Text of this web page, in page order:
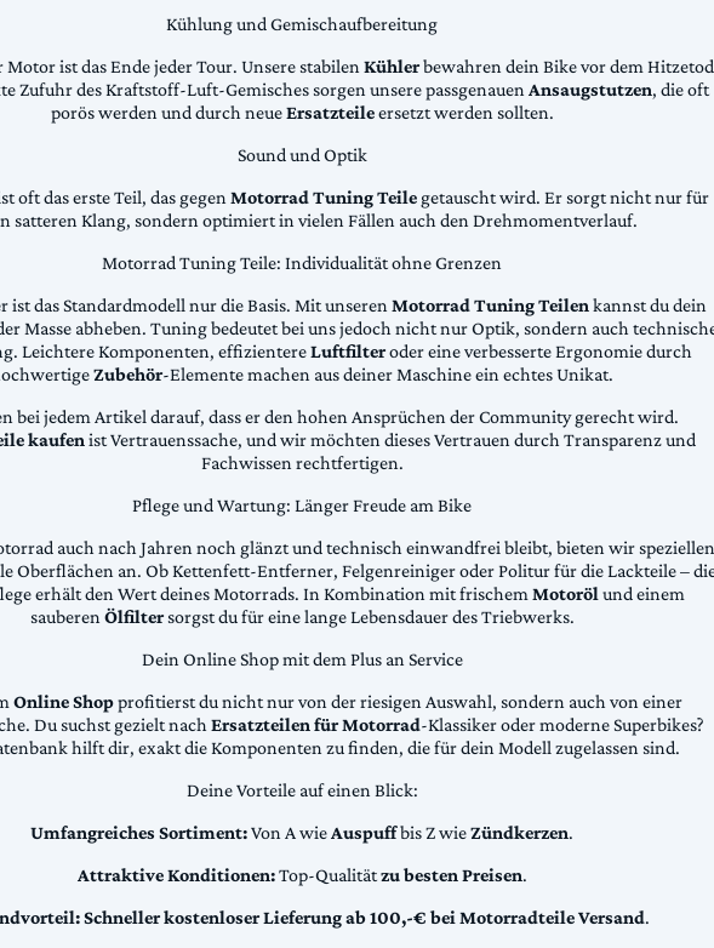
Kühlung und Gemischaufbereitung
ist das Ende jeder Tour. Unsere stabilenKühlerbewahren dein Bike vor dem
Zufuhr des Kraftstoff-Luft-Gemisches sorgen unsere passgenauenAnsaugstutzen, die oft
porös werden und durch neueErsatzteileersetzt werden sollten.
Sound und Optik
oft das erste Teil, das gegenMotorrad Tuning Teile getauscht wird. Er sorgt nicht nur für
satteren Klang, sondern optimiert in vielen Fällen auch den Drehmomentverlauf.
Motorrad Tuning Teile: Individualität ohne Grenzen
ist das Standardmodell nur die Basis. Mit unserenMotorrad Tuning Teilenkannst du dein
Masse abheben. Tuning bedeutet bei uns jedoch nicht nur Optik, sondern auch
Leichtere Komponenten, effizientereLuftfilteroder eine verbesserte Ergonomie durch
Zubehör-Elemente machen aus deiner Maschine ein echtes Unikat.
bei jedem Artikel darauf, dass er den hohen Ansprüchen der Community gerecht wird.
kaufenist Vertrauenssache, und wir möchten dieses Vertrauen durch Transparenz und
Fachwissen rechtfertigen.
Pflege und Wartung: Länger Freude am Bike
auch nach Jahren noch glänzt und technisch einwandfrei bleibt, bieten wir speziellen
Oberflächen an. Ob Kettenfett-Entferner, Felgenreiniger oder Politur für die Lackteile –
erhält den Wert deines Motorrads. In Kombination mit frischemMotorölund einem
sauberenÖlfiltersorgst du für eine lange Lebensdauer des Triebwerks.
Dein Online Shop mit dem Plus an Service
Online Shopprofitierst du nicht nur von der riesigen Auswahl, sondern auch von einer
Du suchst gezielt nachErsatzteilen für Motorrad-Klassiker oder moderne Superbikes?
hilft dir, exakt die Komponenten zu finden, die für dein Modell zugelassen sind.
Deine Vorteile auf einen Blick:
Umfangreiches Sortiment:Von A wieAuspuffbis Z wieZündkerzen.
Attraktive Konditionen:Top-Qualitätzu besten Preisen.
Schneller kostenloser Lieferung ab 100,-€ bei Motorradteile Versand.